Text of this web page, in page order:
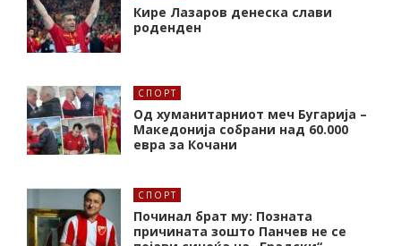
Кире Лазаров денеска слави
роденден
СПОРТ
Од хуманитарниот меч Бугарија –
Македонија собрани над 60.000
евра за Кочани
СПОРТ
Починал брат му: Позната
причината зошто Панчев не се